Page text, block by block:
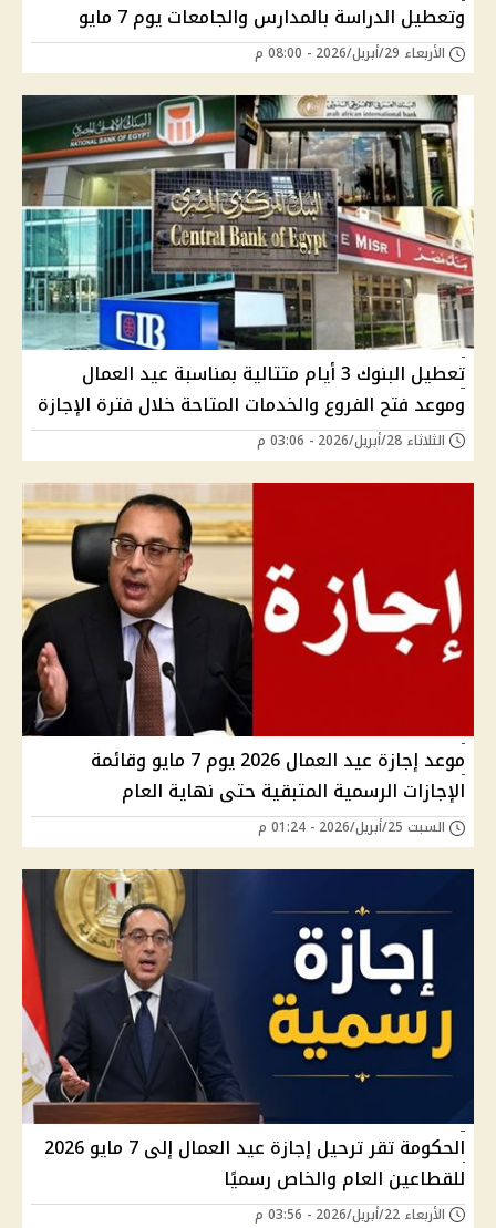
وتعطيل الدراسة بالمدارس والجامعات يوم 7 مايو
الأربعاء 29/أبريل/2026 - 08:00 م
تعطيل البنوك 3 أيام متتالية بمناسبة عيد العمال
وموعد فتح الفروع والخدمات المتاحة خلال فترة الإجازة
الثلاثاء 28/أبريل/2026 - 03:06 م
موعد إجازة عيد العمال 2026 يوم 7 مايو وقائمة
الإجازات الرسمية المتبقية حتى نهاية العام
السبت 25/أبريل/2026 - 01:24 م
الحكومة تقر ترحيل إجازة عيد العمال إلى 7 مايو 2026
للقطاعين العام والخاص رسميًا
الأربعاء 22/أبريل/2026 - 03:56 م